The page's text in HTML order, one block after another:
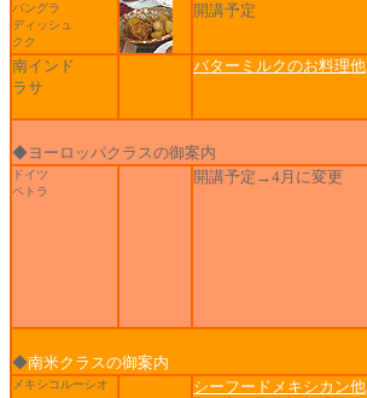
バングラ
ディッシュ
クク
開講予定
南インド
ラサ
バターミルクのお料理他
◆ヨーロッパクラスの御案内
ドイツ
ペトラ
開講予定→4月に変更
◆南米クラスの御案内
メキシコルーシオ シーフードメキシカン他